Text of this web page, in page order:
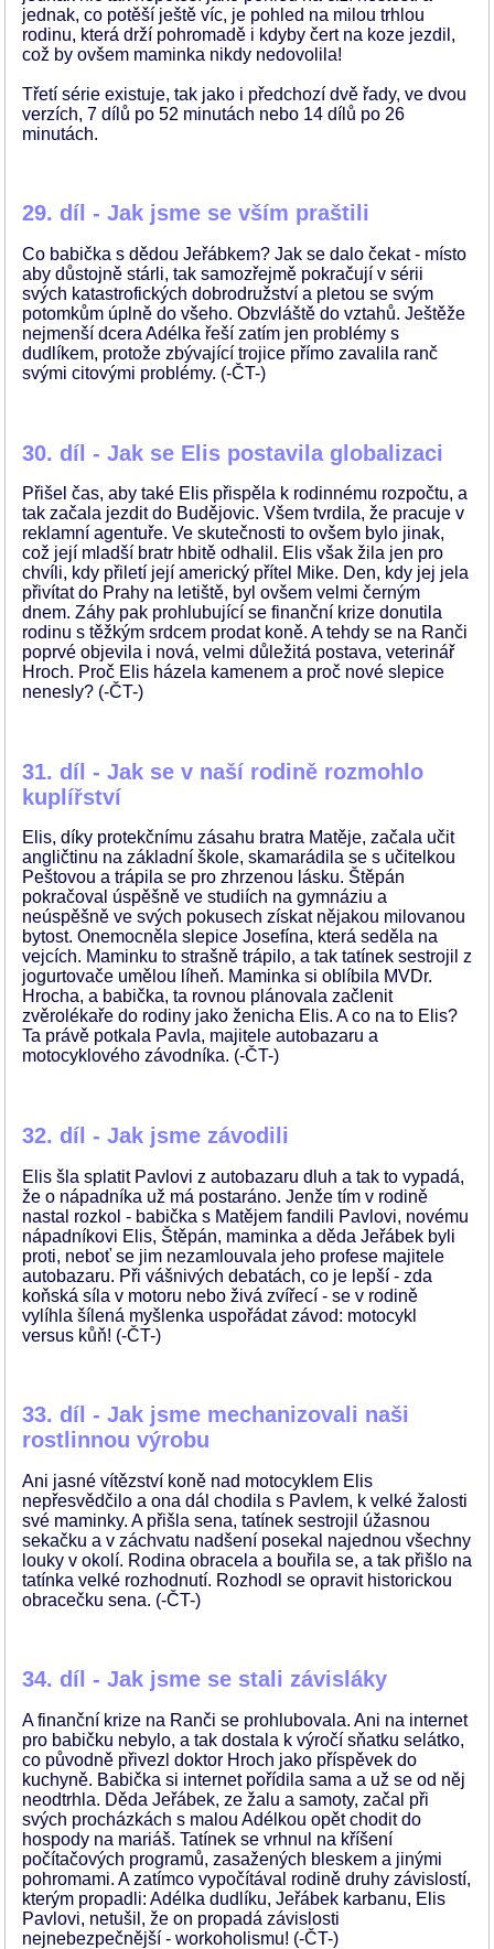
jednak, co potěší ještě víc, je pohled na milou trhlou
rodinu, která drží pohromadě i kdyby čert na koze jezdil,
což by ovšem maminka nikdy nedovolila!
Třetí série existuje, tak jako i předchozí dvě řady, ve dvou
verzích, 7 dílů po 52 minutách nebo 14 dílů po 26
minutách.
29. díl - Jak jsme se vším praštili
Co babička s dědou Jeřábkem? Jak se dalo čekat - místo
aby důstojně stárli, tak samozřejmě pokračují v sérii
svých katastrofických dobrodružství a pletou se svým
potomkům úplně do všeho. Obzvláště do vztahů. Ještěže
nejmenší dcera Adélka řeší zatím jen problémy s
dudlíkem, protože zbývající trojice přímo zavalila ranč
svými citovými problémy. (-ČT-)
30. díl - Jak se Elis postavila globalizaci
Přišel čas, aby také Elis přispěla k rodinnému rozpočtu, a
tak začala jezdit do Budějovic. Všem tvrdila, že pracuje v
reklamní agentuře. Ve skutečnosti to ovšem bylo jinak,
což její mladší bratr hbitě odhalil. Elis však žila jen pro
chvíli, kdy přiletí její americký přítel Mike. Den, kdy jej jela
přivítat do Prahy na letiště, byl ovšem velmi černým
dnem. Záhy pak prohlubující se finanční krize donutila
rodinu s těžkým srdcem prodat koně. A tehdy se na Ranči
poprvé objevila i nová, velmi důležitá postava, veterinář
Hroch. Proč Elis házela kamenem a proč nové slepice
nenesly? (-ČT-)
31. díl - Jak se v naší rodině rozmohlo
kuplířství
Elis, díky protekčnímu zásahu bratra Matěje, začala učit
angličtinu na základní škole, skamarádila se s učitelkou
Peštovou a trápila se pro zhrzenou lásku. Štěpán
pokračoval úspěšně ve studiích na gymnáziu a
neúspěšně ve svých pokusech získat nějakou milovanou
bytost. Onemocněla slepice Josefína, která seděla na
vejcích. Maminku to strašně trápilo, a tak tatínek sestrojil z
jogurtovače umělou líheň. Maminka si oblíbila MVDr.
Hrocha, a babička, ta rovnou plánovala začlenit
zvěrolékaře do rodiny jako ženicha Elis. A co na to Elis?
Ta právě potkala Pavla, majitele autobazaru a
motocyklového závodníka. (-ČT-)
32. díl - Jak jsme závodili
Elis šla splatit Pavlovi z autobazaru dluh a tak to vypadá,
že o nápadníka už má postaráno. Jenže tím v rodině
nastal rozkol - babička s Matějem fandili Pavlovi, novému
nápadníkovi Elis, Štěpán, maminka a děda Jeřábek byli
proti, neboť se jim nezamlouvala jeho profese majitele
autobazaru. Při vášnivých debatách, co je lepší - zda
koňská síla v motoru nebo živá zvířecí - se v rodině
vylíhla šílená myšlenka uspořádat závod: motocykl
versus kůň! (-ČT-)
33. díl - Jak jsme mechanizovali naši
rostlinnou výrobu
Ani jasné vítězství koně nad motocyklem Elis
nepřesvědčilo a ona dál chodila s Pavlem, k velké žalosti
své maminky. A přišla sena, tatínek sestrojil úžasnou
sekačku a v záchvatu nadšení posekal najednou všechny
louky v okolí. Rodina obracela a bouřila se, a tak přišlo na
tatínka velké rozhodnutí. Rozhodl se opravit historickou
obracečku sena. (-ČT-)
34. díl - Jak jsme se stali závisláky
A finanční krize na Ranči se prohlubovala. Ani na internet
pro babičku nebylo, a tak dostala k výročí sňatku selátko,
co původně přivezl doktor Hroch jako příspěvek do
kuchyně. Babička si internet pořídila sama a už se od něj
neodtrhla. Děda Jeřábek, ze žalu a samoty, začal při
svých procházkách s malou Adélkou opět chodit do
hospody na mariáš. Tatínek se vrhnul na kříšení
počítačových programů, zasažených bleskem a jinými
pohromami. A zatímco vypočítával rodině druhy závislostí,
kterým propadli: Adélka dudlíku, Jeřábek karbanu, Elis
Pavlovi, netušil, že on propadá závislosti
nejnebezpečnější - workoholismu! (-ČT-)